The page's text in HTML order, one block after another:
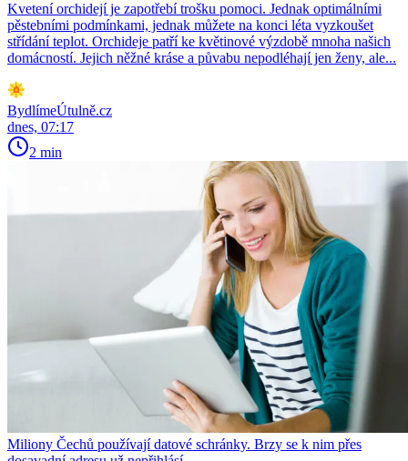
Kvetení orchidejí je zapotřebí trošku pomoci. Jednak optimálními
pěstebními podmínkami, jednak můžete na konci léta vyzkoušet
střídání teplot. Orchideje patří ke květinové výzdobě mnoha našich
domácností. Jejich něžné kráse a půvabu nepodléhají jen ženy, ale...
BydlímeÚtulně.cz
dnes, 07:17
2 min
Miliony Čechů používají datové schránky. Brzy se k nim přes